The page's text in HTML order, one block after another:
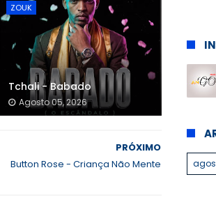
ZOUK
Tchali - Babado
Agosto 05, 2026
PRÓXIMO
Button Rose - Criança Não Mente